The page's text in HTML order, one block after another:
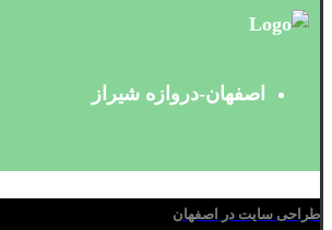
اصفهان-دروازه شیراز
طراحی سایت در اصفهان